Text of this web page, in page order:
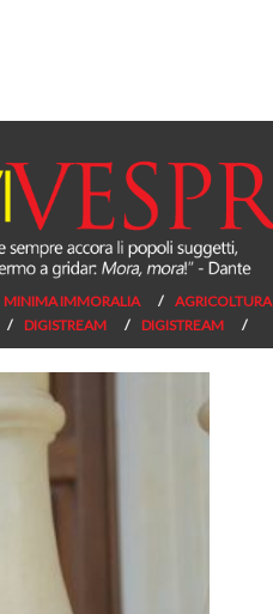
MINIMA IMMORALIA AGRICOLTURA
DIGISTREAM DIGISTREAM